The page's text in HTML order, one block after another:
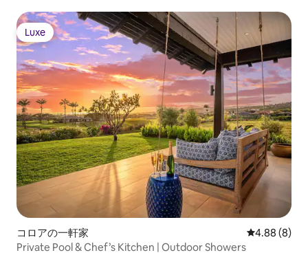
Luxe
Luxe
コロアの一軒家 レビュー8件
4.88 (8)
Private Pool & Chef’s Kitchen | Outdoor Showers